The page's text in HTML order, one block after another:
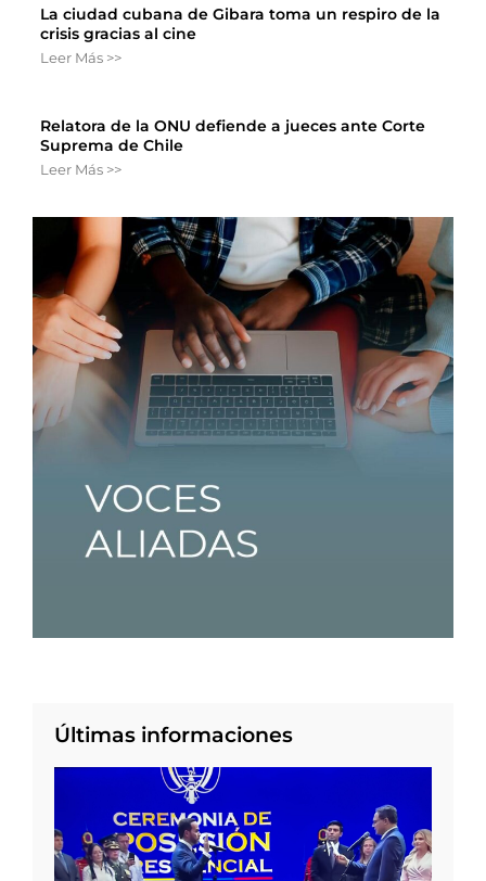
La ciudad cubana de Gibara toma un respiro de la
crisis gracias al cine
Leer Más >>
Relatora de la ONU defiende a jueces ante Corte
Suprema de Chile
Leer Más >>
Últimas informaciones